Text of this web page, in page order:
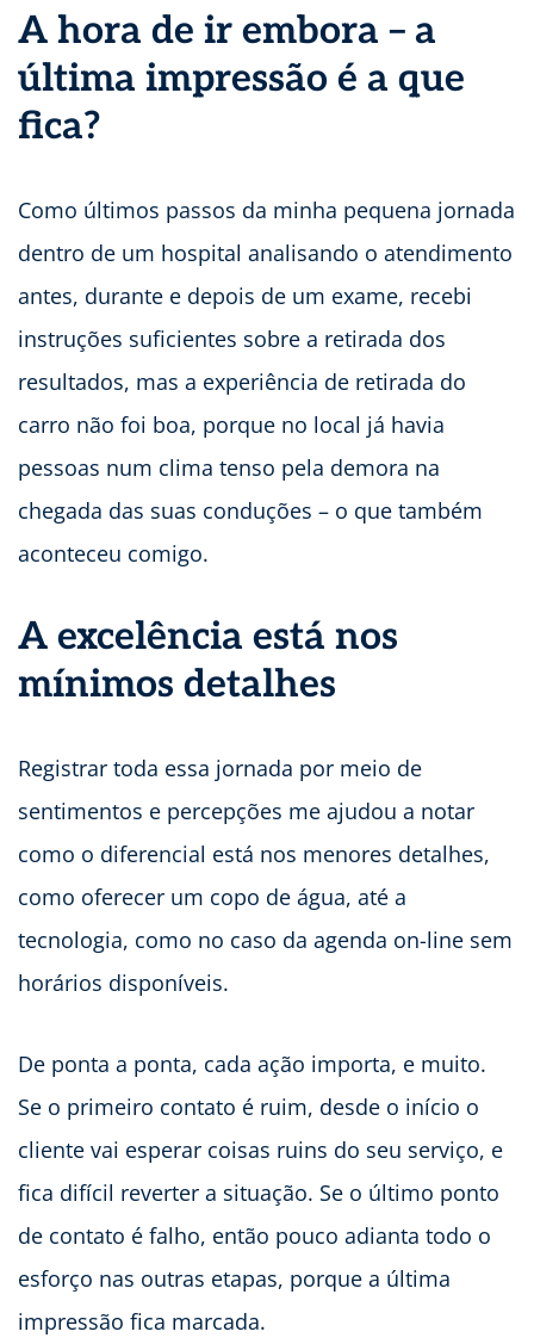
A hora de ir embora – a
última impressão é a que
fica?
Como últimos passos da minha pequena jornada
dentro de um hospital analisando o atendimento
antes, durante e depois de um exame, recebi
instruções suficientes sobre a retirada dos
resultados, mas a experiência de retirada do
carro não foi boa, porque no local já havia
pessoas num clima tenso pela demora na
chegada das suas conduções – o que também
aconteceu comigo.
A excelência está nos
mínimos detalhes
Registrar toda essa jornada por meio de
sentimentos e percepções me ajudou a notar
como o diferencial está nos menores detalhes,
como oferecer um copo de água, até a
tecnologia, como no caso da agenda on-line sem
horários disponíveis.
De ponta a ponta, cada ação importa, e muito.
Se o primeiro contato é ruim, desde o início o
cliente vai esperar coisas ruins do seu serviço, e
fica difícil reverter a situação. Se o último ponto
de contato é falho, então pouco adianta todo o
esforço nas outras etapas, porque a última
impressão fica marcada.